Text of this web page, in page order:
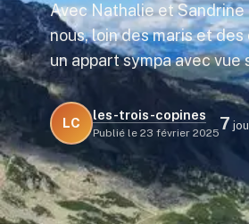
Avec Nathalie et
nous, loin des maris et
un appart sympa avec
LC
les-trois-copines
Publié le 23 février 2025
7